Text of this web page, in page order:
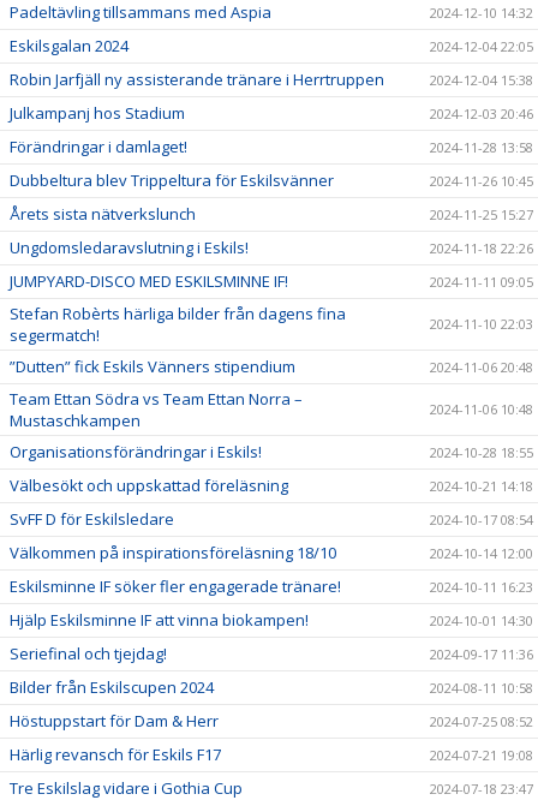
Padeltävling tillsammans med Aspia 2024-12-10 14:32
Eskilsgalan 2024 2024-12-04 22:05
Robin Jarfjäll ny assisterande tränare i Herrtruppen 2024-12-04 15:38
Julkampanj hos Stadium 2024-12-03 20:46
Förändringar i damlaget! 2024-11-28 13:58
Dubbeltura blev Trippeltura för Eskilsvänner 2024-11-26 10:45
Årets sista nätverkslunch 2024-11-25 15:27
Ungdomsledaravslutning i Eskils! 2024-11-18 22:26
JUMPYARD-DISCO MED ESKILSMINNE IF! 2024-11-11 09:05
Stefan Robèrts härliga bilder från dagens fina
segermatch!
2024-11-10 22:03
”Dutten” fick Eskils Vänners stipendium 2024-11-06 20:48
Team Ettan Södra vs Team Ettan Norra –
Mustaschkampen
2024-11-06 10:48
Organisationsförändringar i Eskils! 2024-10-28 18:55
Välbesökt och uppskattad föreläsning 2024-10-21 14:18
SvFF D för Eskilsledare 2024-10-17 08:54
Välkommen på inspirationsföreläsning 18/10 2024-10-14 12:00
Eskilsminne IF söker fler engagerade tränare! 2024-10-11 16:23
Hjälp Eskilsminne IF att vinna biokampen! 2024-10-01 14:30
Seriefinal och tjejdag! 2024-09-17 11:36
Bilder från Eskilscupen 2024 2024-08-11 10:58
Höstuppstart för Dam & Herr 2024-07-25 08:52
Härlig revansch för Eskils F17 2024-07-21 19:08
Tre Eskilslag vidare i Gothia Cup 2024-07-18 23:47